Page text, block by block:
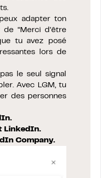
adapter ton
“Merci d’être
tu avez posé
lors de
le seul signal
Avec LGM, tu
des personnes
.
LinkedIn.
Company.